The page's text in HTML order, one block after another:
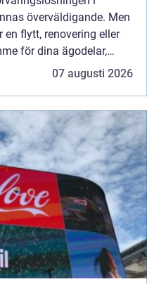
överväldigande. Men
flytt, renovering eller
för dina ägodelar,
07 augusti 2026